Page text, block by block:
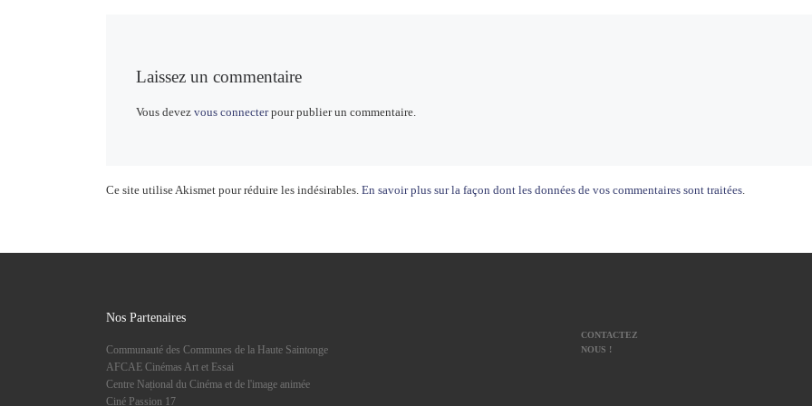
Laissez un commentaire
Vous devez vous connecterpour publier un commentaire.
Ce site utilise Akismet pour réduire les indésirables. En savoir plus sur la façon dont les données de vos commentaires sont traitées.
Nos Partenaires
Communauté des Communes de la Haute Saintonge
AFCAE Cinémas Art et Essai
Centre Național du Cinéma et de l'image animée
Ciné Passion 17
CONTACTEZ
NOUS !